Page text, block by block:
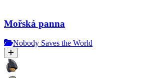
Mořská panna
Nobody Saves the World